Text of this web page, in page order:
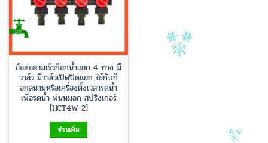
ข้อต่อสวมเร็วก็อกน้ำแยก 4 ทาง มี
วาล์ว มีวาล์วเปิดปิดแยก ใช้กับก็
อกสนามหรือเครื่องตั้งเวลารดน้ำ
เพื่อรดน้ำ พ่นหมอก สปริงเกอร์
[HCT4W-2]
อ่านเพิ่ม